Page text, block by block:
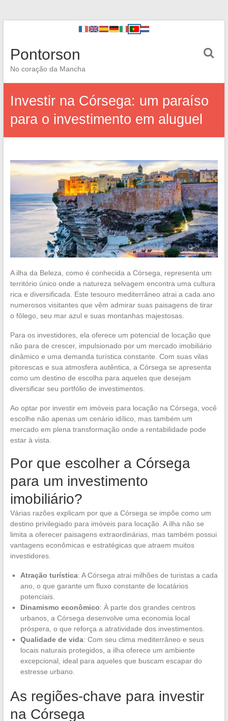
Pontorson
No coração da Mancha
Investir na Córsega: um paraíso
para o investimento em aluguel
A ilha da Beleza, como é conhecida a Córsega, representa um
território único onde a natureza selvagem encontra uma cultura
rica e diversificada. Este tesouro mediterrâneo atrai a cada ano
numerosos visitantes que vêm admirar suas paisagens de tirar
o fôlego, seu mar azul e suas montanhas majestosas.
Para os investidores, ela oferece um potencial de locação que
não para de crescer, impulsionado por um mercado imobiliário
dinâmico e uma demanda turística constante. Com suas vilas
pitorescas e sua atmosfera autêntica, a Córsega se apresenta
como um destino de escolha para aqueles que desejam
diversificar seu portfólio de investimentos.
Ao optar por investir em imóveis para locação na Córsega, você
escolhe não apenas um cenário idílico, mas também um
mercado em plena transformação onde a rentabilidade pode
estar à vista.
Por que escolher a Córsega
para um investimento
imobiliário?
Várias razões explicam por que a Córsega se impõe como um
destino privilegiado para imóveis para locação. A ilha não se
limita a oferecer paisagens extraordinárias, mas também possui
vantagens econômicas e estratégicas que atraem muitos
investidores.
Atração turística: A Córsega atrai milhões de turistas a cada
ano, o que garante um fluxo constante de locatários
potenciais.
Dinamismo econômico: À parte dos grandes centros
urbanos, a Córsega desenvolve uma economia local
próspera, o que reforça a atratividade dos investimentos.
Qualidade de vida: Com seu clima mediterrâneo e seus
locais naturais protegidos, a ilha oferece um ambiente
excepcional, ideal para aqueles que buscam escapar do
estresse urbano.
As regiões-chave para investir
na Córsega